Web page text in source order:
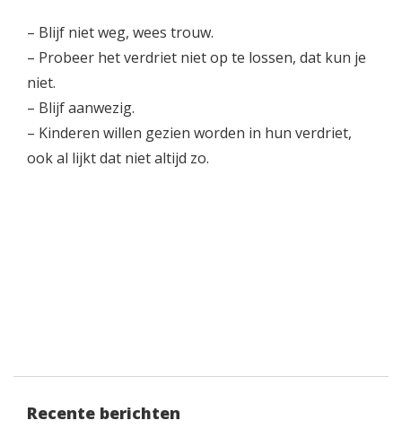
– Blijf niet weg, wees trouw.
– Probeer het verdriet niet op te lossen, dat kun je
niet.
– Blijf aanwezig.
– Kinderen willen gezien worden in hun verdriet,
ook al lijkt dat niet altijd zo.
Recente berichten